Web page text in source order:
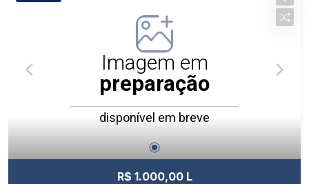
Imagem em
preparação
disponível em breve
R$ 1.000,00 L